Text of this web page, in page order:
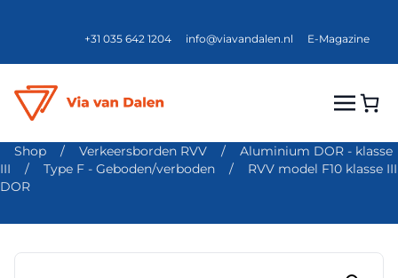
+31 035 642 1204 info@viavandalen.nl E-Magazine
Shop / Verkeersborden RVV /
Aluminium DOR - klasse
III
/ Type F - Geboden/verboden /
RVV model F10 klasse III
DOR